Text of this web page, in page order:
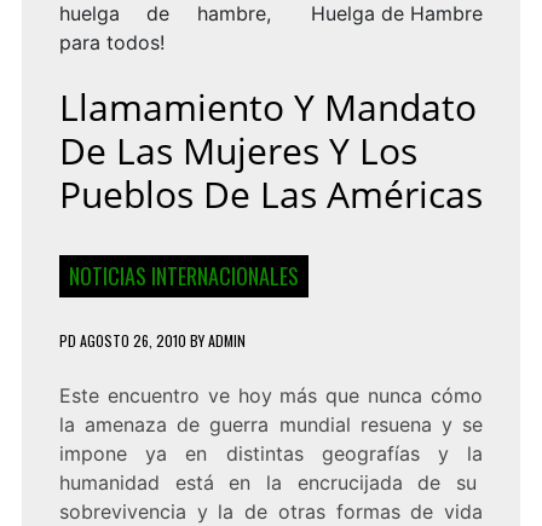
huelga de hambre,
para todos!
Huelga de Hambre
Llamamiento Y Mandato
De Las Mujeres Y Los
Pueblos De Las Américas
NOTICIAS INTERNACIONALES
PD AGOSTO 26, 2010 BYADMIN
Este encuentro ve hoy más que nunca cómo
la amenaza de guerra mundial resuena y se
impone ya en distintas geografías y la
humanidad está en la encrucijada de su
sobrevivencia y la de otras formas de vida